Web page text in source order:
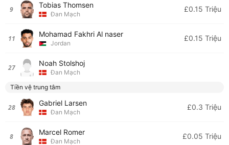
9 Tobias Thomsen
Đan Mạch
£0.15 Triệu
11 Mohamad Fakhri Al naser
Jordan
£0.15 Triệu
27 Noah Stolshoj
Đan Mạch
Tiền vệ trung tâm
28 Gabriel Larsen
Đan Mạch
£0.3 Triệu
8 Marcel Romer
Đan Mạch
£0.05 Triệu